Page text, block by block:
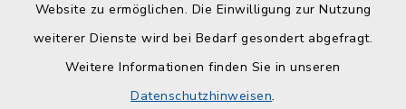
Website zu ermöglichen. Die Einwilligung zur Nutzung
weiterer Dienste wird bei Bedarf gesondert abgefragt.
Weitere Informationen finden Sie in unseren
Datenschutzhinweisen.
Kontakt
Barrierefreiheit